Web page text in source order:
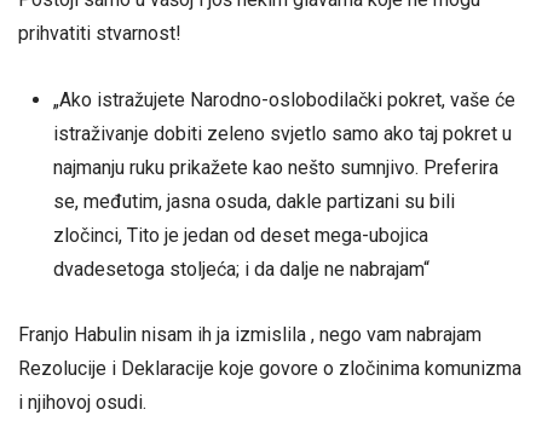
prihvatiti stvarnost!
„Ako istražujete Narodno-oslobodilački pokret, vaše će
istraživanje dobiti zeleno svjetlo samo ako taj pokret u
najmanju ruku prikažete kao nešto sumnjivo. Preferira
se, međutim, jasna osuda, dakle partizani su bili
zločinci, Tito je jedan od deset mega-ubojica
dvadesetoga stoljeća; i da dalje ne nabrajam“
Franjo Habulin nisam ih ja izmislila , nego vam nabrajam
Rezolucije i Deklaracije koje govore o zločinima komunizma
i njihovoj osudi.